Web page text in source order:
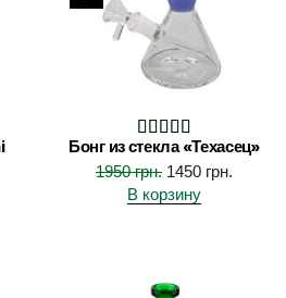
Бонг из стекла «Техасец»
1950грн. 1450 грн.
В корзину